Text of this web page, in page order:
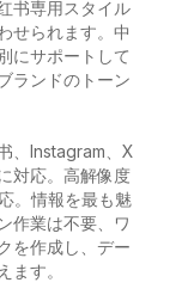
书専用スタイル
せられます。中
にサポートして
ランドのトーン
、Instagram、X
対応。高解像度
。情報を最も魅
作業は不要、ワ
を作成し、デー
ます。